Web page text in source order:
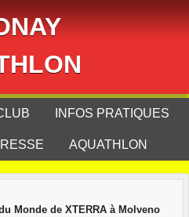
INFOS PRATIQUES
AQUATHLON
Monde de XTERRA à Molveno